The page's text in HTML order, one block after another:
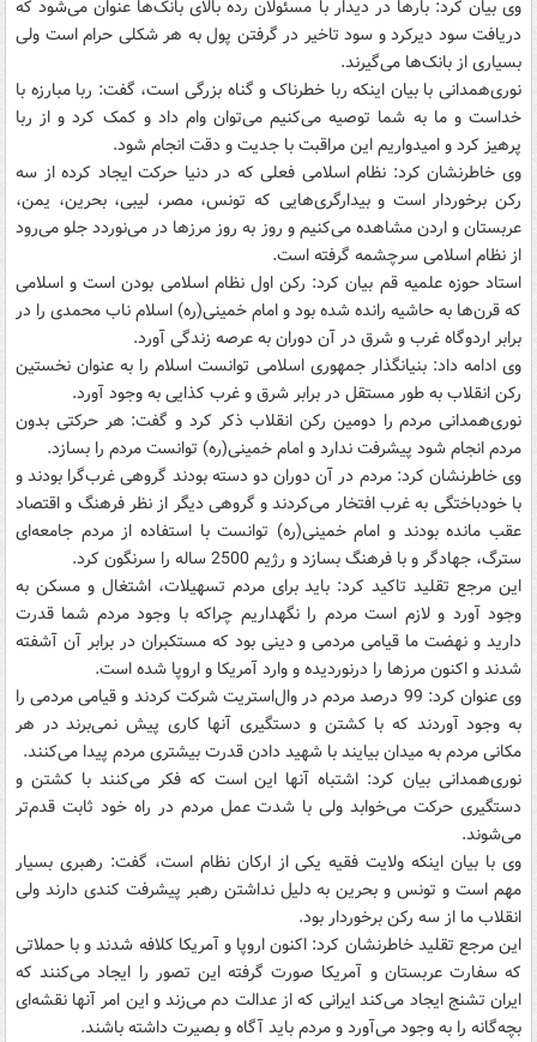
وی بیان کرد: بارها در دیدار با مسئولان رده بالای بانک‌ها عنوان می‌شود که
دریافت سود دیرکرد و سود تاخیر در گرفتن پول به هر شکلی حرام است ولی
بسیاری از بانک‌ها می‌گیرند.
نوری‌‌همدانی با بیان اینکه ربا خطرناک و گناه بزرگی است، گفت: ربا مبارزه با
خداست و ما به شما توصیه می‌کنیم می‌توان وام داد و کمک کرد و از ربا
پرهیز کرد و امیدواریم این مراقبت با جدیت و دقت انجام شود.
وی خاطرنشان کرد: نظام اسلامی فعلی که در دنیا حرکت ایجاد کرده از سه
رکن برخوردار است و بیدارگری‌هایی که تونس، مصر، لیبی، بحرین، یمن،
عربستان و اردن مشاهده می‌کنیم و روز به روز مرزها در می‌نوردد جلو می‌رود
از نظام اسلامی سرچشمه گرفته است.
استاد حوزه علمیه قم بیان کرد: رکن اول نظام اسلامی بودن است و اسلامی
که قرن‌ها به حاشیه رانده شده بود و امام خمینی(ره) اسلام ناب محمدی را در
برابر اردوگاه غرب و شرق در آن دوران به عرصه زندگی آورد.
وی ادامه داد: بنیانگذار جمهوری اسلامی توانست اسلام را به عنوان نخستین
رکن انقلاب به طور مستقل در برابر شرق و غرب کذایی به وجود آورد.
نوری‌‌همدانی مردم را دومین رکن انقلاب ذکر کرد و گفت: هر حرکتی بدون
مردم انجام شود پیشرفت ندارد و امام خمینی(ره) توانست مردم را بسازد.
وی خاطرنشان کرد: مردم در آن دوران دو دسته بودند گروهی غرب‌گرا بودند و
با خودباختگی به غرب افتخار می‌کردند و گروهی دیگر از نظر فرهنگ و اقتصاد
عقب مانده بودند و امام خمینی(ره) توانست با استفاده از مردم جامعه‌ای
سترگ، جهادگر و با فرهنگ بسازد و رژیم 2500 ساله را سرنگون کرد.
این مرجع تقلید تاکید کرد: باید برای مردم تسهیلات، اشتغال و مسکن به
وجود آورد و لازم است مردم را نگهداریم چراکه با وجود مردم شما قدرت
دارید و نهضت ما قیامی مردمی و دینی بود که مستکبران در برابر آن آشفته
شدند و اکنون مرزها را درنوردیده و وارد آمریکا و اروپا شده است.
وی عنوان کرد: 99 درصد مردم در وال‌استریت شرکت کردند و قیامی مردمی را
به وجود آوردند که با کشتن و دستگیری آنها کاری پیش نمی‌برند در هر
مکانی مردم به میدان بیایند با شهید دادن قدرت بیشتری مردم پیدا می‌کنند.
نوری‌‌همدانی بیان کرد: اشتباه آنها این است که فکر می‌کنند با کشتن و
دستگیری حرکت می‌خوابد ولی با شدت عمل مردم در راه خود ثابت قدم‌تر
می‌شوند.
وی با بیان اینکه ولایت فقیه یکی از ارکان نظام است، گفت: رهبری بسیار
مهم است و تونس و بحرین به دلیل نداشتن رهبر پیشرفت کندی دارند ولی
انقلاب ما از سه رکن برخوردار بود.
این مرجع تقلید خاطرنشان کرد: اکنون اروپا و آمریکا کلافه شدند و با حملاتی
که سفارت عربستان و آمریکا صورت گرفته این تصور را ایجاد می‌کنند که
ایران تشنج ایجاد می‌کند ایرانی که از عدالت دم می‌زند و این امر آنها نقشه‌ای
بچه‌گانه را به وجود می‌آورد و مردم باید آگاه و بصیرت داشته باشند.